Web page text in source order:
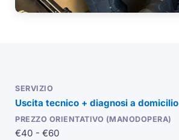
Uscita tecnico + diagnosi a domicilio
€40 - €60